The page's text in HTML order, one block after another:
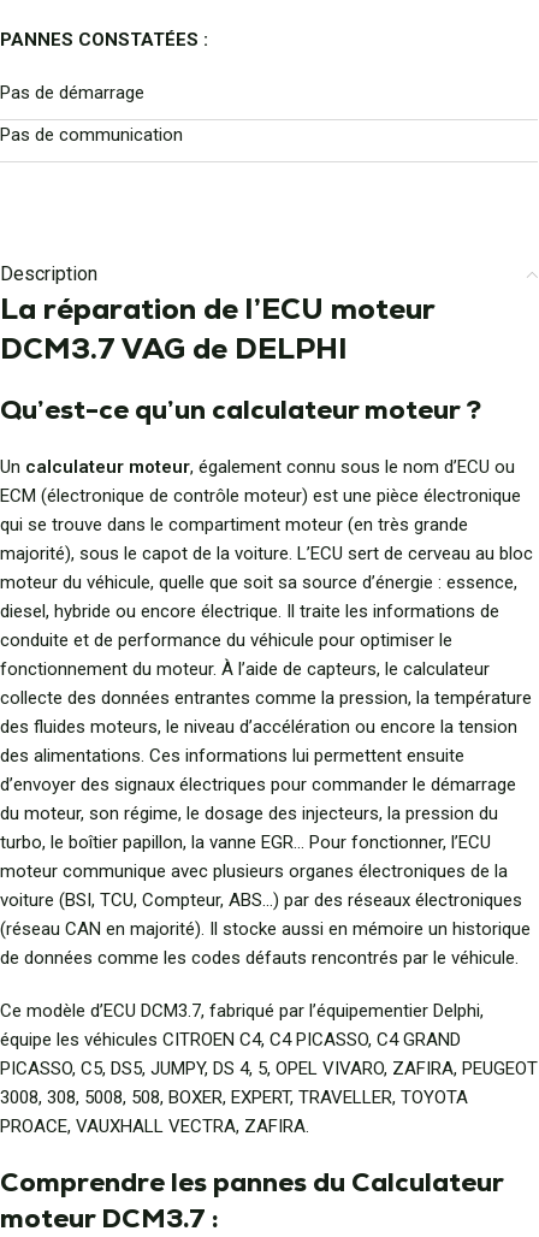
PANNES CONSTATÉES :
Pas de démarrage
Pas de communication
Description
La réparation de l’ECU moteur
DCM3.7 VAG de DELPHI
Qu’est-ce qu’un calculateur moteur ?
Un calculateur moteur, également connu sous le nom d’ECU ou
ECM (électronique de contrôle moteur) est une pièce électronique
qui se trouve dans le compartiment moteur (en très grande
majorité), sous le capot de la voiture. L’ECU sert de cerveau au bloc
moteur du véhicule, quelle que soit sa source d’énergie : essence,
diesel, hybride ou encore électrique. Il traite les informations de
conduite et de performance du véhicule pour optimiser le
fonctionnement du moteur. À l’aide de capteurs, le calculateur
collecte des données entrantes comme la pression, la température
des fluides moteurs, le niveau d’accélération ou encore la tension
des alimentations. Ces informations lui permettent ensuite
d’envoyer des signaux électriques pour commander le démarrage
du moteur, son régime, le dosage des injecteurs, la pression du
turbo, le boîtier papillon, la vanne EGR… Pour fonctionner, l’ECU
moteur communique avec plusieurs organes électroniques de la
voiture (BSI, TCU, Compteur, ABS…) par des réseaux électroniques
(réseau CAN en majorité). Il stocke aussi en mémoire un historique
de données comme les codes défauts rencontrés par le véhicule.
Ce modèle d’ECU DCM3.7, fabriqué par l’équipementier Delphi,
équipe les véhicules CITROEN C4, C4 PICASSO, C4 GRAND
PICASSO, C5, DS5, JUMPY, DS 4, 5, OPEL VIVARO, ZAFIRA, PEUGEOT
3008, 308, 5008, 508, BOXER, EXPERT, TRAVELLER, TOYOTA
PROACE, VAUXHALL VECTRA, ZAFIRA.
Comprendre les pannes du Calculateur
moteur DCM3.7 :